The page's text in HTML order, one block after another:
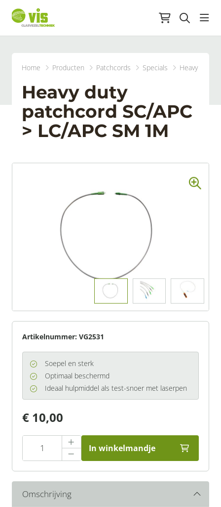
Home Producten Patchcords Specials Heavy duty
Heavy duty
patchcord SC/APC
> LC/APC SM 1M
Omschrijving
Artikelnummer: VG2531
Soepel en sterk
Optimaal beschermd
Ideaal hulpmiddel als test-snoer met laserpen
€ 10,00
In winkelmandje